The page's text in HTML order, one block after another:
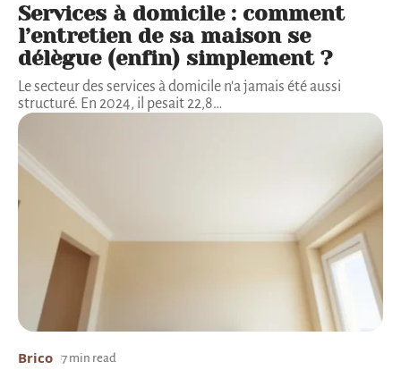
Services à domicile : comment
l’entretien de sa maison se
délègue (enfin) simplement ?
Le secteur des services à domicile n'a jamais été aussi
structuré. En 2024, il pesait 22,8…
Brico 7 min read